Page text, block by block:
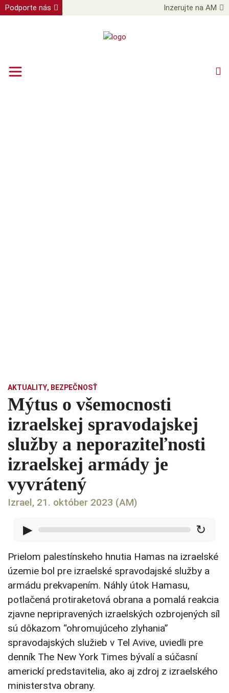
Podporte nás Inzerujte na AM
AKTUALITY, BEZPEČNOSŤ
Mýtus o všemocnosti
izraelskej spravodajskej
služby a neporaziteľnosti
izraelskej armády je
vyvrátený
Izrael, 21. október 2023 (AM)
▶ ↻
Prielom palestínskeho hnutia Hamas na izraelské
územie bol pre izraelské spravodajské služby a
armádu prekvapením. Náhly útok Hamasu,
potlačená protiraketová obrana a pomalá reakcia
zjavne nepripravených izraelských ozbrojených síl
sú dôkazom “ohromujúceho zlyhania”
spravodajských služieb v Tel Avive, uviedli pre
denník The New York Times bývalí a súčasní
americkí predstavitelia, ako aj zdroj z izraelského
ministerstva obrany.